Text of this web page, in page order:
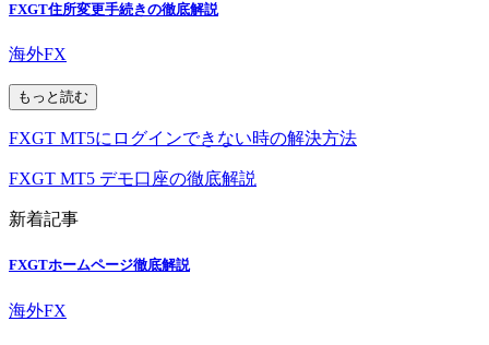
FXGT住所変更手続きの徹底解説
海外FX
もっと読む
FXGT MT5にログインできない時の解決方法
FXGT MT5 デモ口座の徹底解説
新着記事
FXGTホームページ徹底解説
海外FX